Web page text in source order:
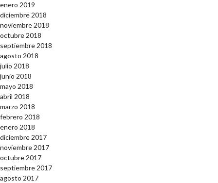
enero 2019
diciembre 2018
noviembre 2018
octubre 2018
septiembre 2018
agosto 2018
julio 2018
junio 2018
mayo 2018
abril 2018
marzo 2018
febrero 2018
enero 2018
diciembre 2017
noviembre 2017
octubre 2017
septiembre 2017
agosto 2017